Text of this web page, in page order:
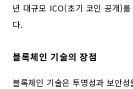
년 대규모 ICO(초기 코인 공개)
다.
블록체인 기술의 장점
블록체인 기술은 투명성과 보안